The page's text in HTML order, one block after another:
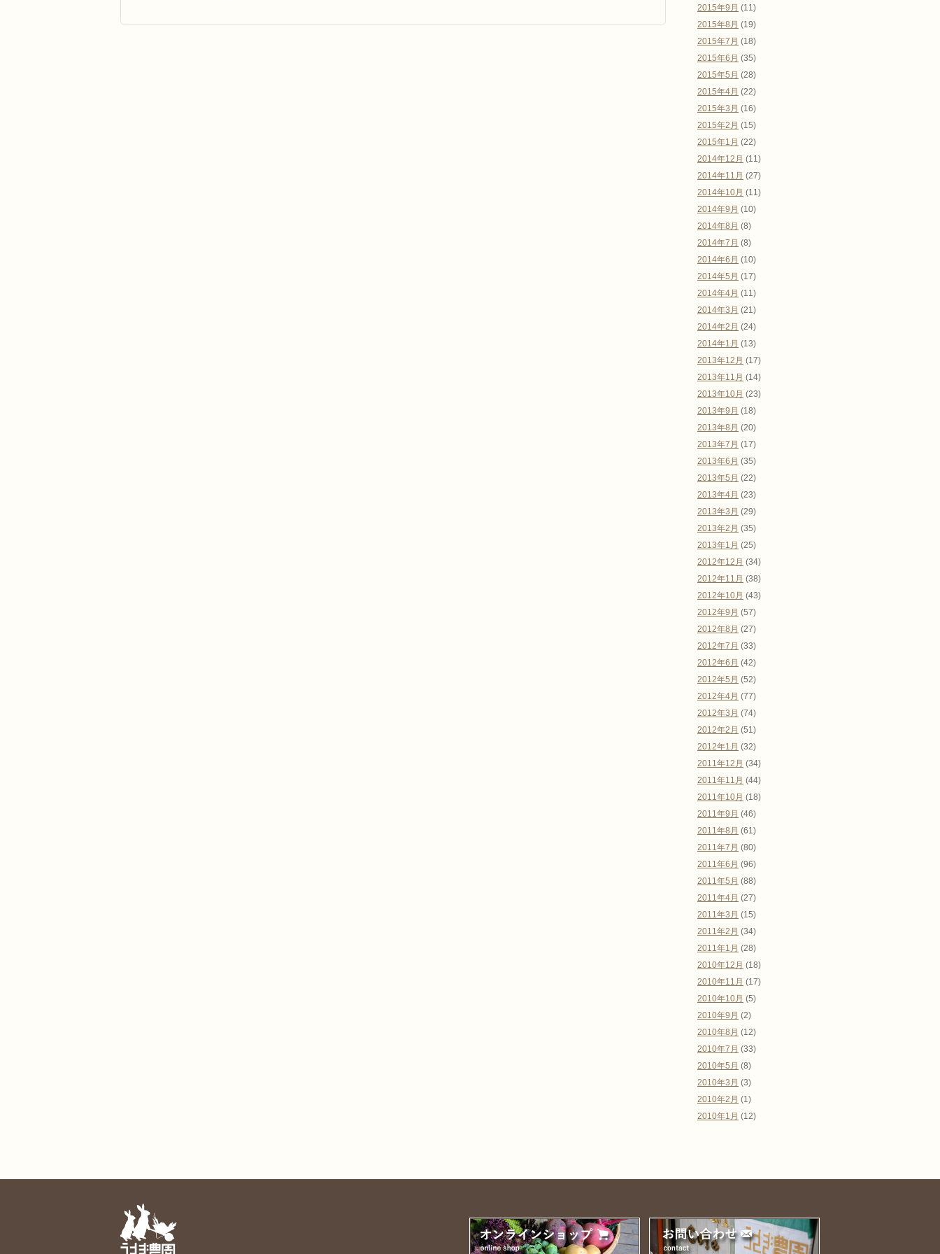
2015年9月 (11)
2015年8月 (19)
2015年7月 (18)
2015年6月 (35)
2015年5月 (28)
2015年4月 (22)
2015年3月 (16)
2015年2月 (15)
2015年1月 (22)
2014年12月 (11)
2014年11月 (27)
2014年10月 (11)
2014年9月 (10)
2014年8月 (8)
2014年7月 (8)
2014年6月 (10)
2014年5月 (17)
2014年4月 (11)
2014年3月 (21)
2014年2月 (24)
2014年1月 (13)
2013年12月 (17)
2013年11月 (14)
2013年10月 (23)
2013年9月 (18)
2013年8月 (20)
2013年7月 (17)
2013年6月 (35)
2013年5月 (22)
2013年4月 (23)
2013年3月 (29)
2013年2月 (35)
2013年1月 (25)
2012年12月 (34)
2012年11月 (38)
2012年10月 (43)
2012年9月 (57)
2012年8月 (27)
2012年7月 (33)
2012年6月 (42)
2012年5月 (52)
2012年4月 (77)
2012年3月 (74)
2012年2月 (51)
2012年1月 (32)
2011年12月 (34)
2011年11月 (44)
2011年10月 (18)
2011年9月 (46)
2011年8月 (61)
2011年7月 (80)
2011年6月 (96)
2011年5月 (88)
2011年4月 (27)
2011年3月 (15)
2011年2月 (34)
2011年1月 (28)
2010年12月 (18)
2010年11月 (17)
2010年10月 (5)
2010年9月 (2)
2010年8月 (12)
2010年7月 (33)
2010年5月 (8)
2010年3月 (3)
2010年2月 (1)
2010年1月 (12)